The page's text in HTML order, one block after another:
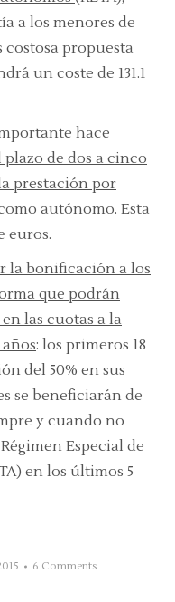
a los menores de
costosa propuesta
un coste de 131.1
hace
de dos a cinco
prestación por
autónomo. Esta
euros.
la bonificación a los
que podrán
las cuotas a la
: los primeros 18
del 50% en sus
se beneficiarán de
y cuando no
Especial de
en los últimos 5
6 Comments